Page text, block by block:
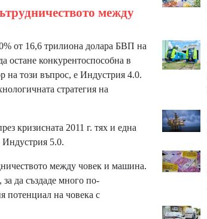
между
от 16,6 трилиона долара БВП на
остане конкурентоспособна в
на този въпрос, е Индустрия 4.0.
стратегия на
кризисната 2011 г. тях и една
Индустрия 5.0.
между човек и машина.
да създаде много по-
потенциал на човека с